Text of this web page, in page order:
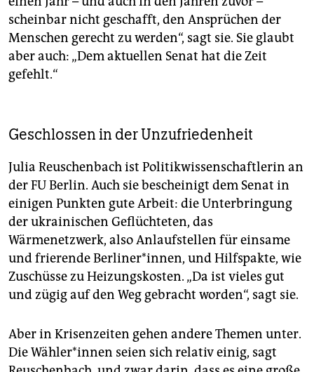
scheinbar nicht geschafft, den Ansprüchen der
Menschen gerecht zu werden“, sagt sie. Sie glaubt
aber auch: „Dem aktuellen Senat hat die Zeit
gefehlt.“
Geschlossen in der Unzufriedenheit
Julia Reuschenbach ist Politikwissenschaftlerin an
der FU Berlin. Auch sie bescheinigt dem Senat in
einigen Punkten gute Arbeit: die Unterbringung
der ukrainischen Geflüchteten, das
Wärmenetzwerk, also Anlaufstellen für einsame
und frierende Ber­li­ne­r*in­nen, und Hilfspakte, wie
Zuschüsse zu Heizungskosten. „Da ist vieles gut
und zügig auf den Weg gebracht worden“, sagt sie.
Aber in Krisenzeiten gehen andere Themen unter.
Die Wäh­le­r*in­nen seien sich relativ einig, sagt